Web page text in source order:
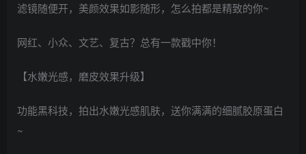
滤镜随便开，美颜效果如影随形，怎么拍都是精致的你~
网红、小众、文艺、复古？总有一款戳中你！
【水嫩光感，磨皮效果升级】
功能黑科技，拍出水嫩光感肌肤，送你满满的细腻胶原蛋白
~